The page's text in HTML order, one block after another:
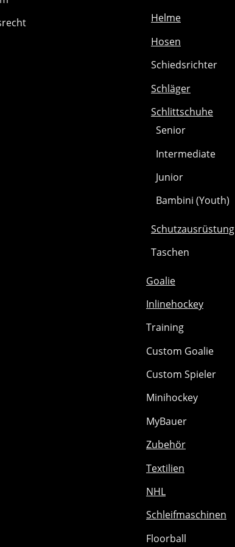
Helme
Hosen
Schiedsrichter
Schläger
Schlittschuhe
Senior
Intermediate
Junior
Bambini (Youth)
Schutzausrüstung
Taschen
Goalie
Inlinehockey
Training
Custom Goalie
Custom Spieler
Minihockey
MyBauer
Zubehör
Textilien
NHL
Schleifmaschinen
Floorball